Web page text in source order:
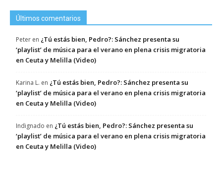
Últimos comentarios
Peter en ¿Tú estás bien, Pedro?: Sánchez presenta su
‘playlist’ de música para el verano en plena crisis migratoria
en Ceuta y Melilla (Video)
Karina L. en ¿Tú estás bien, Pedro?: Sánchez presenta su
‘playlist’ de música para el verano en plena crisis migratoria
en Ceuta y Melilla (Video)
Indignado en ¿Tú estás bien, Pedro?: Sánchez presenta su
‘playlist’ de música para el verano en plena crisis migratoria
en Ceuta y Melilla (Video)